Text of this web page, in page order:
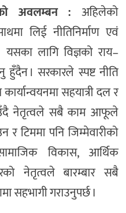
अवलम्बन : अहिलेको
लिई नीतिनिर्माण एवं
यसका लागि विज्ञको राय–
। सरकारले स्पष्ट नीति
सहयात्री दल र
नेतृत्वले सबै काम आफूले
र टिममा पनि जिम्मेवारीको
विकास, आर्थिक
नेतृत्वले बारम्बार सबै
सहभागी गराउनुपर्छ ।